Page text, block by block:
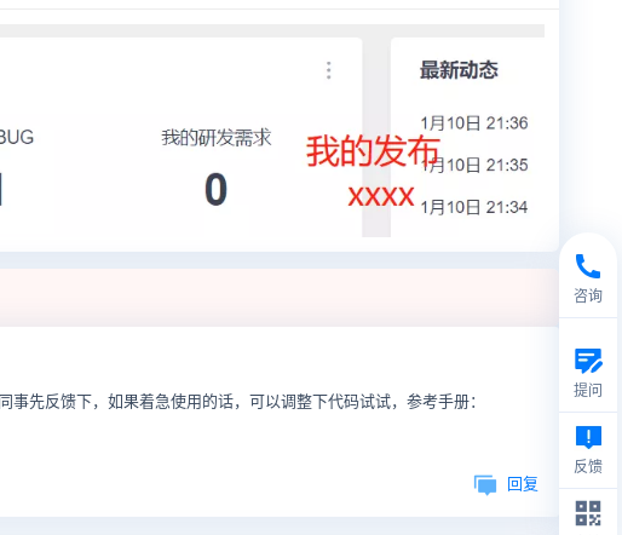
事先反馈下，如果着急使用的话，可以调整下代码试试，参考手册：
回复
咨询
提问
反馈